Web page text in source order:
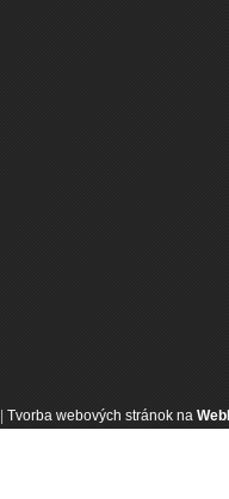
Tvorba webových stránok na